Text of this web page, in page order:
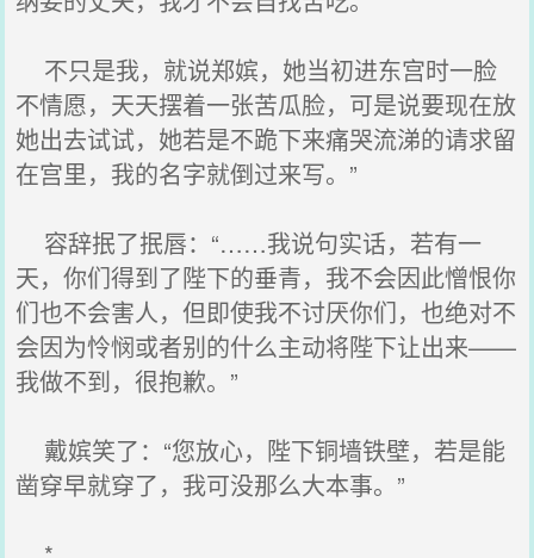
不只是我，就说郑嫔，她当初进东宫时一脸
不情愿，天天摆着一张苦瓜脸，可是说要现在放
她出去试试，她若是不跪下来痛哭流涕的请求留
在宫里，我的名字就倒过来写。”
容辞抿了抿唇：“……我说句实话，若有一
天，你们得到了陛下的垂青，我不会因此憎恨你
们也不会害人，但即使我不讨厌你们，也绝对不
会因为怜悯或者别的什么主动将陛下让出来——
我做不到，很抱歉。”
戴嫔笑了：“您放心，陛下铜墙铁壁，若是能
凿穿早就穿了，我可没那么大本事。”